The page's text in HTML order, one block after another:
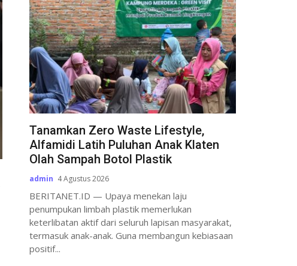
Tanamkan Zero Waste Lifestyle,
Alfamidi Latih Puluhan Anak Klaten
Olah Sampah Botol Plastik
admin 4 Agustus 2026
BERITANET.ID — Upaya menekan laju
penumpukan limbah plastik memerlukan
keterlibatan aktif dari seluruh lapisan masyarakat,
termasuk anak-anak. Guna membangun kebiasaan
positif...